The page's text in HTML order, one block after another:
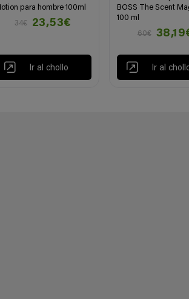
para hombre 100ml
34€
23,53€
Ir al chollo
BOSS The Scent
100 ml
60€
Ir al